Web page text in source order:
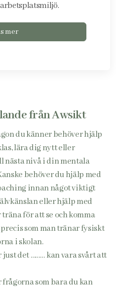
mer
från Awsikt
du känner behöver hjälp
lära dig nytt eller
nästa nivå i din mentala
behöver du hjälp med
innan något viktigt
eller hjälp med
för att se och komma
som man tränar fysiskt
i skolan.
just det ……… kan vara svårt att
frågorna som bara du kan